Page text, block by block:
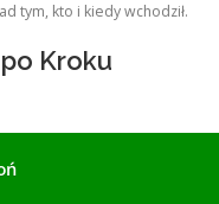
tym, kto i kiedy wchodził.
Kroku
potrzebach i rodzaju drzwi.